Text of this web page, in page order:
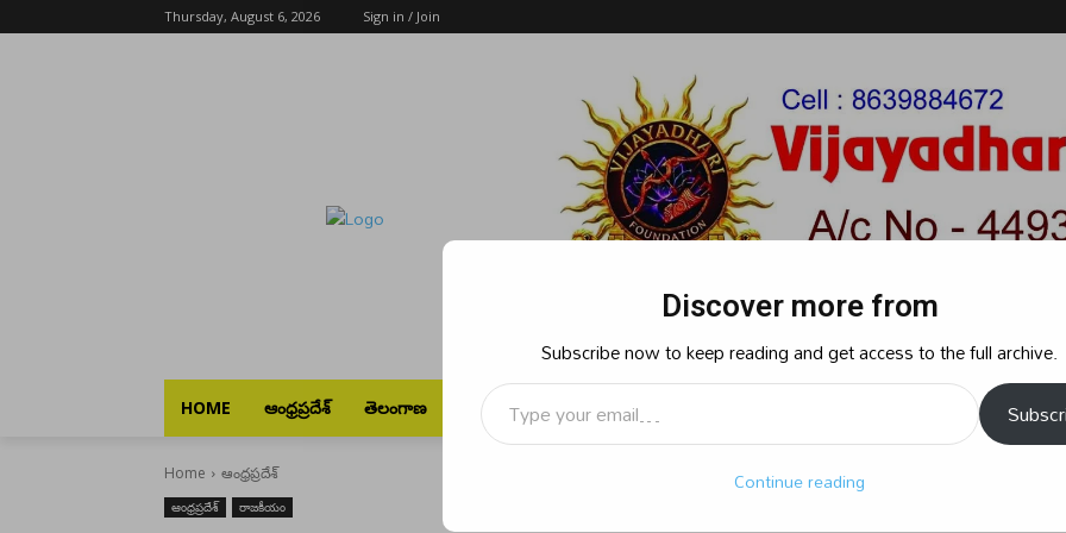
Thursday, August 6, 2026 Sign in / Join
HOME ఆంధ్రప్రదేశ్ తెలంగాణ భారత్ రాజకీయం క్రైమ్ బిజినెస్
Home ఆంధ్రప్రదేశ్
ఆంధ్రప్రదేశ్ రాజకీయం
Discover more from
Subscribe now to keep reading and get access to the full archive.
Type your email…
Continue reading